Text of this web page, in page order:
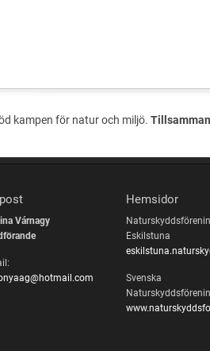
kampen för natur och miljö.
Várnagy
Hemsidor
Eskilstuna
Svenska